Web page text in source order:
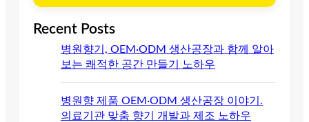
Recent Posts
병원향기, OEM·ODM 생산공장과 함께 알아
보는 쾌적한 공간 만들기 노하우
병원향 제품 OEM·ODM 생산공장 이야기.
의료기관 맞춤 향기 개발과 제조 노하우